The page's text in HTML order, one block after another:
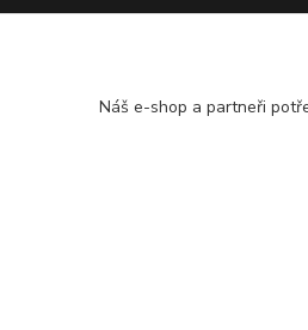
Náš e-shop a partneři